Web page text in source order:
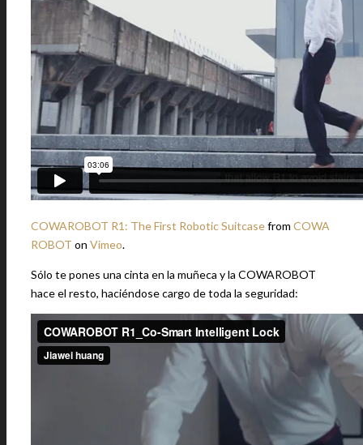
COWAROBOT R1: The First Robotic Suitcasefrom COWA
ROBOT on Vimeo.
Sólo te pones una cinta en la muñeca y la COWAROBOT
hace el resto, haciéndose cargo de toda la seguridad: